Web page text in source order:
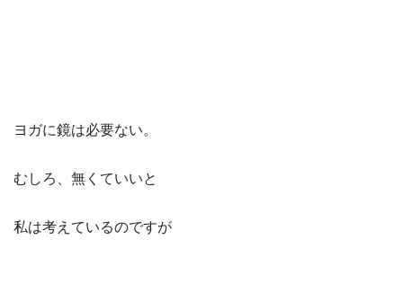
ヨガに鏡は必要ない。
むしろ、無くていいと
私は考えているのですが